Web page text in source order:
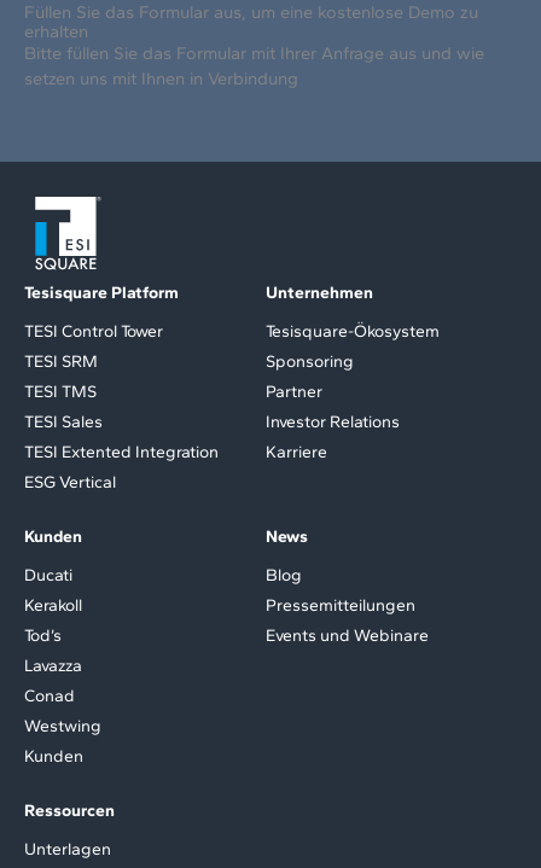
Füllen Sie das Formular aus, um eine kostenlose Demo zu
erhalten
Bitte füllen Sie das Formular mit Ihrer Anfrage aus und wie
setzen uns mit Ihnen in Verbindung
Tesisquare Platform
TESI Control Tower
TESI SRM
TESI TMS
TESI Sales
TESI Extented Integration
ESG Vertical
Unternehmen
Tesisquare-Ökosystem
Sponsoring
Partner
Investor Relations
Karriere
Kunden
Ducati
Kerakoll
Tod’s
Lavazza
Conad
Westwing
Kunden
News
Blog
Pressemitteilungen
Events und Webinare
Ressourcen
Unterlagen